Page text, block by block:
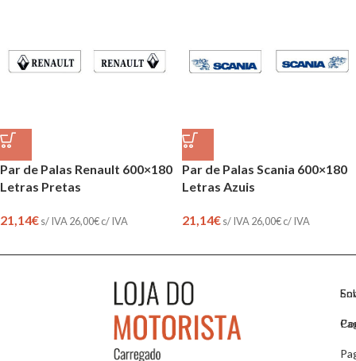
Par de Palas Renault 600×180
Letras Pretas
21,14€s/ IVA 26,00€c/ IVA
Par de Palas Scania 600×180
Letras Azuis
21,14€s/ IVA 26,00€c/ IVA